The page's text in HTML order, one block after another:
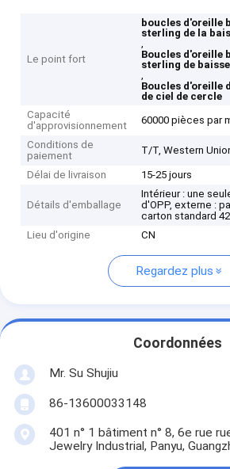
Le point fort
boucles d'oreille
sterling de la
,
Boucles d'oreille
sterling de
,
Boucles d'oreille
de ciel de cercle
Capacité
d'approvisionnement
60000 pièces par
Conditions de
paiement
T/T, Western
Délai de livraison 15-25 jours
Détails d'emballage
Intérieur : une
d'OPP, externe :
carton standard
Lieu d'origine
CN
Regardez plus
Coordonnées
Mr. Su Shujiu
86-13600033148
401 n° 1 bâtiment n° 8, 6e rue
Jewelry Industrial, Panyu,